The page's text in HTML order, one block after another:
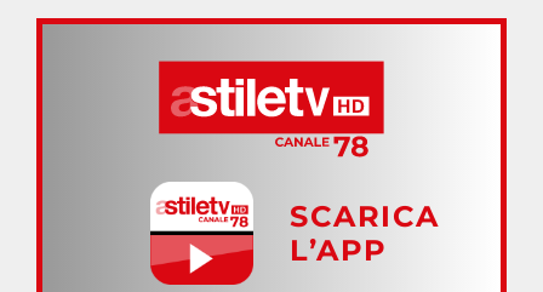
SCARICA
L’APP